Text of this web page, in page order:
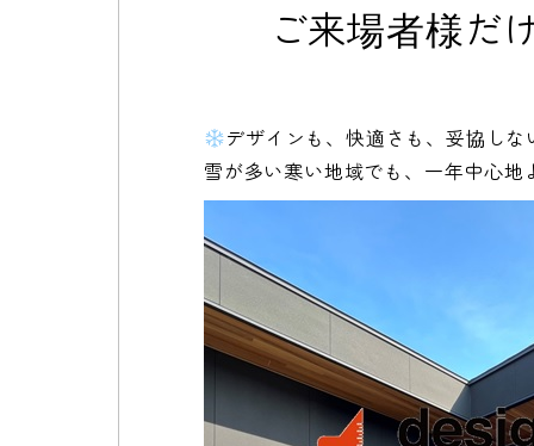
ご来場者様だ
デザインも、快適さも、妥協しな
雪が多い寒い地域でも、一年中心